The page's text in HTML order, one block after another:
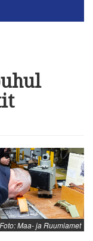
Foto: Maa- ja Ruumiamet